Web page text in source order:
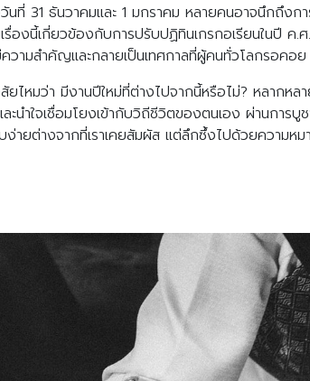
นที่ 31 ธันวาคมและ 1 มกราคม หลายคนอาจนึกถึง
เรื่องนี้เกี่ยวข้องกับการปรับปฏิทินเกรกอเรียนในปี
ความสำคัญและกลายเป็นเทศกาลที่ผู้คนทั่วโลกรอคอย
สัยไหมว่า มีงานปีใหม่ที่ต่างไปจากนี้หรือไม่? หลาก
ละนำใจเชื่อมโยงเข้ากับวิถีชีวิตของตนเอง ผ่านกา
ายต่างจากที่เราเคยสัมผัส แต่ลึกซึ้งไปด้วยความหม